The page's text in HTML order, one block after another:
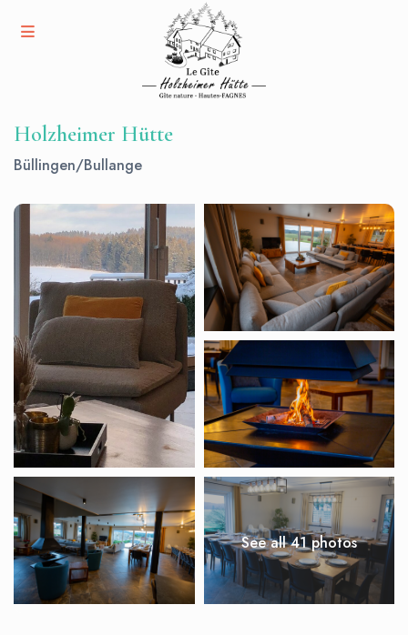
Holzheimer Hütte
Büllingen/Bullange
See all 41 photos